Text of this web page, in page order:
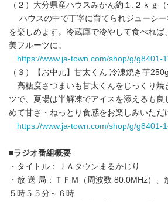
（２）大分県産ハウスみかん約１.２ｋｇ（
ハウスの中で丁寧に育てられジューシー
を楽しめます。冷蔵庫で冷やして食べれば
美フルーツに。
https://www.ja-town.com/shop/g/g8401-
（３）【お中元】甘太くん 冷凍焼き芋
高糖度さつまいも甘太くんをじっくり焼
ツで、夏場は半解凍でアイスを添えるも良
めて甘さ・ねっとり食感をお楽しみいただ
https://www.ja-town.com/shop/g/g8401-
■ラジオ番組概要
・タイトル：ＪＡタウンまるかじり
・放 送 局：ＴＦＭ（周波数 80.0MHz）、
５時５５分～６時